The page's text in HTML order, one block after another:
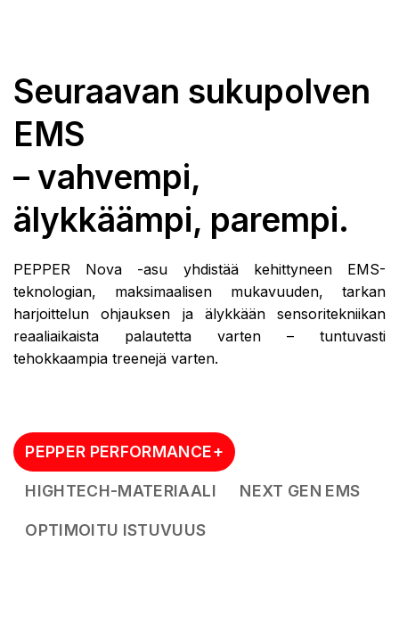
Seuraavan sukupolven
EMS
– vahvempi,
älykkäämpi, parempi.
PEPPER Nova -asu yhdistää kehittyneen EMS-
teknologian, maksimaalisen mukavuuden, tarkan
harjoittelun ohjauksen ja älykkään sensoritekniikan
reaaliaikaista palautetta varten – tuntuvasti
tehokkaampia treenejä varten.
PEPPER PERFORMANCE+
HIGHTECH-MATERIAALI NEXT GEN EMS
OPTIMOITU ISTUVUUS